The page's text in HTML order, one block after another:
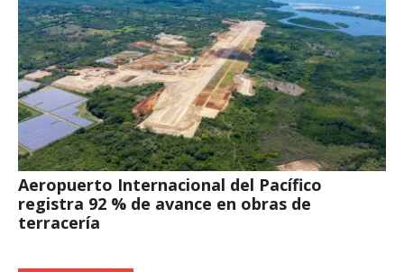
Aeropuerto Internacional del Pacífico
registra 92 % de avance en obras de
terracería